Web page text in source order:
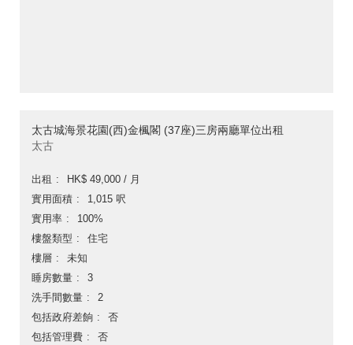
太古城海景花園(西)金楓閣 (37座)三房兩廳單位出租
太古
出租
HK$ 49,000 / 月
實用面積
1,015 呎
實用率
100%
樓盤類型
住宅
樓層
未知
睡房數量
3
洗手間數量
2
包括政府差餉
否
包括管理費
否